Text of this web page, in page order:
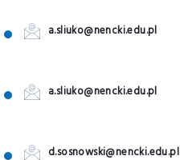
a.sliuko@nencki.edu.pl
a.sliuko@nencki.edu.pl
d.sosnowski@nencki.edu.pl